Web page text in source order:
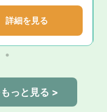
の変化に寄り添う
活動をしなくてい
詳細を見る
あなたにおすすめの求人をもっと見る >